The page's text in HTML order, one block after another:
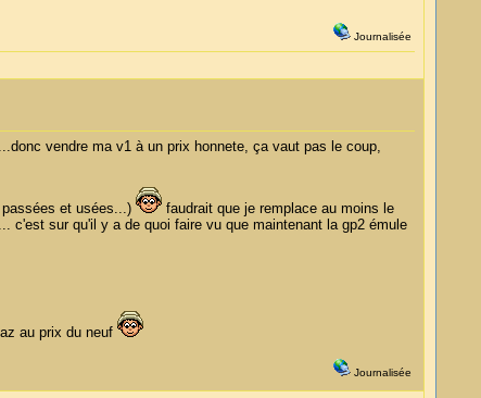
Journalisée
vendre ma v1 à un prix honnete, ça vaut pas le coup,
et usées...)
faudrait que je remplace au moins le
c'est sur qu'il y a de quoi faire vu que maintenant la gp2 émule
au prix du neuf
Journalisée